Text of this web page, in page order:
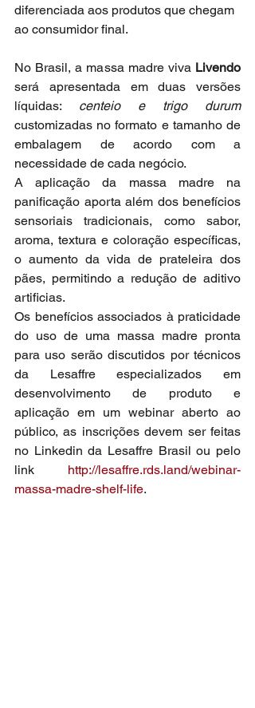
diferenciada aos produtos que chegam
ao consumidor final.
No Brasil, a massa madre viva Livendo
será apresentada em duas versões
líquidas: centeio e trigo durum
customizadas no formato e tamanho de
embalagem de acordo com a
necessidade de cada negócio.
A aplicação da massa madre na
panificação aporta além dos benefícios
sensoriais tradicionais, como sabor,
aroma, textura e coloração específicas,
o aumento da vida de prateleira dos
pães, permitindo a redução de aditivo
artificias.
Os benefícios associados à praticidade
do uso de uma massa madre pronta
para uso serão discutidos por técnicos
da Lesaffre especializados em
desenvolvimento de produto e
aplicação em um webinar aberto ao
público, as inscrições devem ser feitas
no Linkedin da Lesaffre Brasil ou pelo
link http://lesaffre.rds.land/webinar-
massa-madre-shelf-life.